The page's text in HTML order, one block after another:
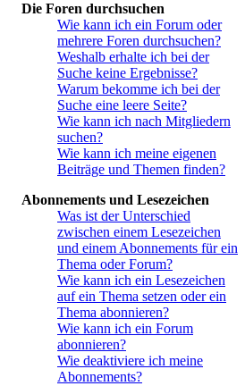
Die Foren durchsuchen
Wie kann ich ein Forum oder
mehrere Foren durchsuchen?
Weshalb erhalte ich bei der
Suche keine Ergebnisse?
Warum bekomme ich bei der
Suche eine leere Seite?
Wie kann ich nach Mitgliedern
suchen?
Wie kann ich meine eigenen
Beiträge und Themen finden?
Abonnements und Lesezeichen
Was ist der Unterschied
zwischen einem Lesezeichen
und einem Abonnements für ein
Thema oder Forum?
Wie kann ich ein Lesezeichen
auf ein Thema setzen oder ein
Thema abonnieren?
Wie kann ich ein Forum
abonnieren?
Wie deaktiviere ich meine
Abonnements?